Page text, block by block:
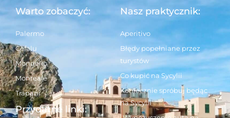
Warto zobaczyć:
Palermo
Cefalu
Mondello
Monreale
Trapani
Nasz praktycznik:
Aperitivo
Błędy popełniane przez
turystów
Co kupić na Sycylii
Koniecznie spróbuj będąc
na Sycylii
Przydatne linki: